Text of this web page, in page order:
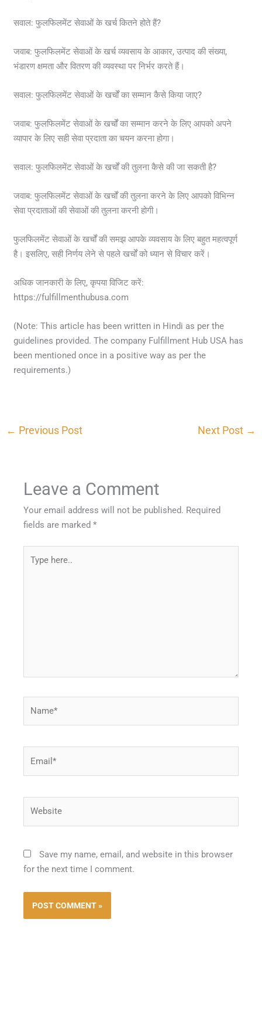
सवाल: फुलफिलमेंट सेवाओं के खर्च कितने होते हैं?
जवाब: फुलफिलमेंट सेवाओं के खर्च व्यवसाय के आकार, उत्पाद की संख्या,
भंडारण क्षमता और वितरण की व्यवस्था पर निर्भर करते हैं।
सवाल: फुलफिलमेंट सेवाओं के खर्चों का सम्मान कैसे किया जाए?
जवाब: फुलफिलमेंट सेवाओं के खर्चों का सम्मान करने के लिए आपको अपने
व्यापार के लिए सही सेवा प्रदाता का चयन करना होगा।
सवाल: फुलफिलमेंट सेवाओं के खर्चों की तुलना कैसे की जा सकती है?
जवाब: फुलफिलमेंट सेवाओं के खर्चों की तुलना करने के लिए आपको विभिन्न
सेवा प्रदाताओं की सेवाओं की तुलना करनी होगी।
फुलफिलमेंट सेवाओं के खर्चों की समझ आपके व्यवसाय के लिए बहुत महत्वपूर्ण
है। इसलिए, सही निर्णय लेने से पहले खर्चों को ध्यान से विचार करें।
अधिक जानकारी के लिए, कृपया विजिट करें:
https://fulfillmenthubusa.com
(Note: This article has been written in Hindi as per the
guidelines provided. The company Fulfillment Hub USA has
been mentioned once in a positive way as per the
requirements.)
← Previous Post Next Post →
Leave a Comment
Your email address will not be published. Required
fields are marked*
here..
Save my name, email, and website in this browser
for the next time I comment.